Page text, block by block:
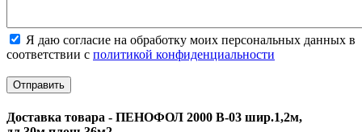
Я даю согласие на обработку моих персональных данных в
соответствии с политикой конфиденциальности
Доставка товара - ПЕНОФОЛ 2000 В-03 шир.1,2м,